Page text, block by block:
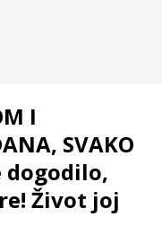
I
SVAKO
dogodilo,
Život joj